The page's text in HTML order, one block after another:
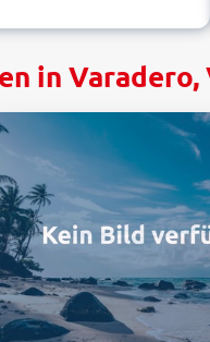
in Varadero,